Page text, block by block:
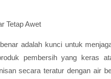
Tetap Awet
adalah kunci untuk
pembersih yang keras
secara teratur dengan air